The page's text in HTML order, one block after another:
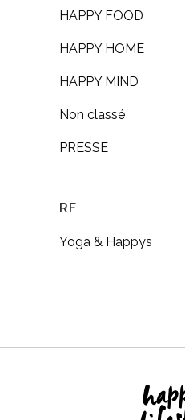
HAPPY FOOD
HAPPY HOME
HAPPY MIND
Non classé
PRESSE
RF
Yoga & Happys